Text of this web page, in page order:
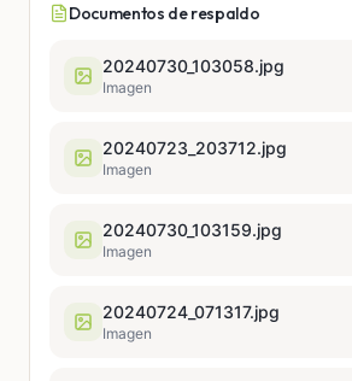
Documentos de respaldo
20240730_103058.jpg
Imagen
20240723_203712.jpg
Imagen
20240730_103159.jpg
Imagen
20240724_071317.jpg
Imagen